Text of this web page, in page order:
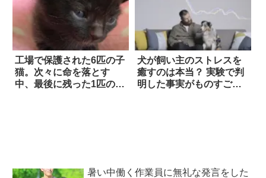
工場で保護された6匹の子
猫。次々に命を落とす
中、最後に残った1匹の運
犬が飼い主のストレスを
癒すのは本当？ 実験で判
明した事実がものすご
暑い中働く作業員に無礼な発言をした